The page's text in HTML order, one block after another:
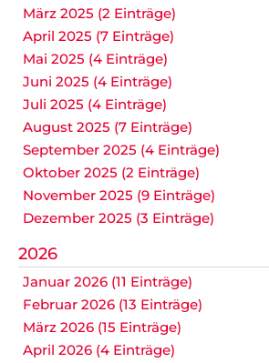
März 2025 (2 Einträge)
April 2025 (7 Einträge)
Mai 2025 (4 Einträge)
Juni 2025 (4 Einträge)
Juli 2025 (4 Einträge)
August 2025 (7 Einträge)
September 2025 (4 Einträge)
Oktober 2025 (2 Einträge)
November 2025 (9 Einträge)
Dezember 2025 (3 Einträge)
2026
Januar 2026 (11 Einträge)
Februar 2026 (13 Einträge)
März 2026 (15 Einträge)
April 2026 (4 Einträge)